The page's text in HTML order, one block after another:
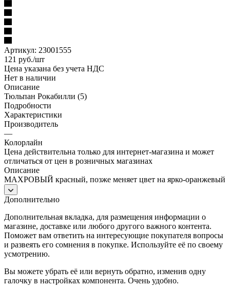
Артикул: 23001555
121 руб./шт
Цена указана без учета НДС
Нет в наличии
Описание
Тюльпан Рокабилли (5)
Подробности
Характеристики
Производитель
—
Колорлайн
Цена действительна только для интернет-магазина и может
отличаться от цен в розничных магазинах
Описание
МАХРОВЫЙ красный, позже меняет цвет на ярко-оранжевый
Дополнительно
Дополнительная вкладка, для размещения информации о
магазине, доставке или любого другого важного контента.
Поможет вам ответить на интересующие покупателя вопросы
и развеять его сомнения в покупке. Используйте её по своему
усмотрению.
Вы можете убрать её или вернуть обратно, изменив одну
галочку в настройках компонента. Очень удобно.